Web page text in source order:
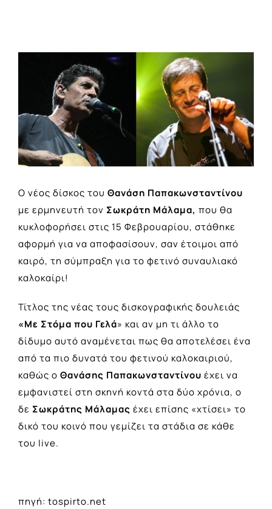
Ο νέος δίσκος του Θανάση Παπακωνσταντίνου
με ερμηνευτή τον Σωκράτη Μάλαμα, που θα
κυκλοφορήσει στις 15 Φεβρουαρίου, στάθηκε
αφορμή για να αποφασίσουν, σαν έτοιμοι από
καιρό, τη σύμπραξη για το φετινό συναυλιακό
καλοκαίρι!
Τίτλος της νέας τους δισκογραφικής δουλειάς
«Με Στόμα που Γελά» και αν μη τι άλλο το
δίδυμο αυτό αναμένεται πως θα αποτελέσει ένα
από τα πιο δυνατά του φετινού καλοκαιριού,
καθώς ο Θανάσης Παπακωνσταντίνου έχει να
εμφανιστεί στη σκηνή κοντά στα δύο χρόνια, ο
δε Σωκράτης Μάλαμας έχει επίσης «χτίσει» το
δικό του κοινό που γεμίζει τα στάδια σε κάθε
του live.
πηγή: tospirto.net